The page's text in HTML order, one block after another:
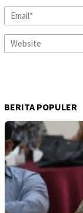
BERITA POPULER